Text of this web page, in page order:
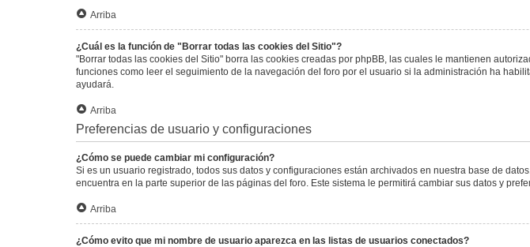
Arriba
¿Cuál es la función de "Borrar todas las cookies del Sitio"?
"Borrar todas las cookies del Sitio" borra las cookies creadas por phpBB, las cuales le mantienen
funciones como leer el seguimiento de la navegación del foro por el usuario si la administración ha
ayudará.
Arriba
Preferencias de usuario y configuraciones
¿Cómo se puede cambiar mi configuración?
Si es un usuario registrado, todos sus datos y configuraciones están archivados en nuestra base de
encuentra en la parte superior de las páginas del foro. Este sistema le permitirá cambiar sus datos y
Arriba
¿Cómo evito que mi nombre de usuario aparezca en las listas de usuarios conectados?